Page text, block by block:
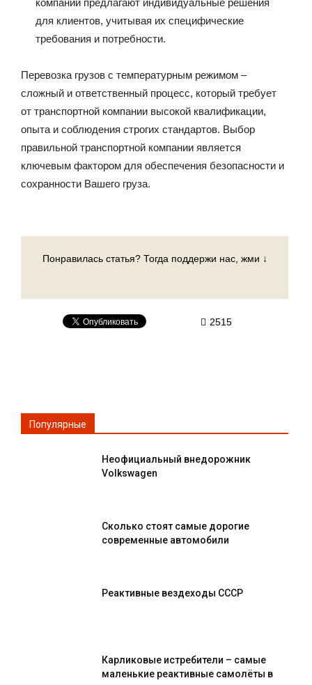
для клиентов, учитывая их специфические
требования и потребности.
Перевозка грузов с температурным режимом –
сложный и ответственный процесс, который требует
от транспортной компании высокой квалификации,
опыта и соблюдения строгих стандартов. Выбор
правильной транспортной компании является
ключевым фактором для обеспечения безопасности и
сохранности Вашего груза.
Понравилась статья? Тогда поддержи нас, жми ↓
2515
Популярные
Неофициальный внедорожник
Volkswagen
Сколько стоят самые дорогие
современные автомобили
Реактивные вездеходы СССР
Карликовые истребители – самые
маленькие реактивные самолёты в